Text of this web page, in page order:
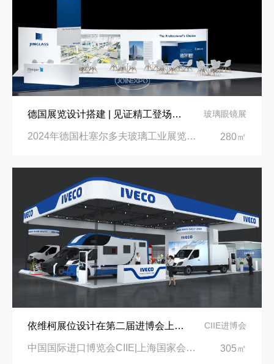
德国展览设计搭建 | 见证精工登场玻璃工业展览会 Glasstec 2024 玻璃眼镜展
2024年德国杜塞尔多夫玻璃工业展览会Glasstec|德国杜塞尔多夫会展中心 280㎡
依维柯展位设计在第二届进博会上吸引万千瞩目 CIIE进博会
中国国际进口博览会CIIE|上海国家会展中心 305㎡